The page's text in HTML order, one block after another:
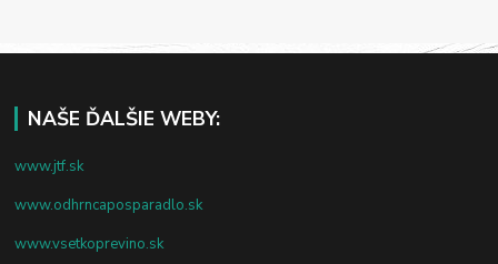
NAŠE ĎALŠIE WEBY:
www.jtf.sk
www.odhrncaposparadlo.sk
www.vsetkoprevino.sk